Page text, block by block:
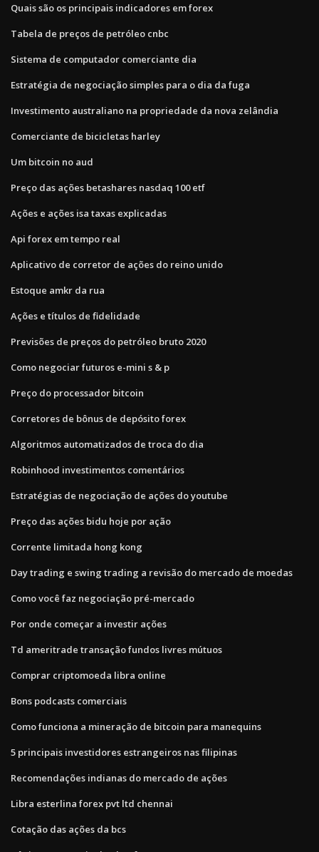
Quais são os principais indicadores em forex
Tabela de preços de petróleo cnbc
Sistema de computador comerciante dia
Estratégia de negociação simples para o dia da fuga
Investimento australiano na propriedade da nova zelândia
Comerciante de bicicletas harley
Um bitcoin no aud
Preço das ações betashares nasdaq 100 etf
Ações e ações isa taxas explicadas
Api forex em tempo real
Aplicativo de corretor de ações do reino unido
Estoque amkr da rua
Ações e títulos de fidelidade
Previsões de preços do petróleo bruto 2020
Como negociar futuros e-mini s & p
Preço do processador bitcoin
Corretores de bônus de depósito forex
Algoritmos automatizados de troca do dia
Robinhood investimentos comentários
Estratégias de negociação de ações do youtube
Preço das ações bidu hoje por ação
Corrente limitada hong kong
Day trading e swing trading a revisão do mercado de moedas
Como você faz negociação pré-mercado
Por onde começar a investir ações
Td ameritrade transação fundos livres mútuos
Comprar criptomoeda libra online
Bons podcasts comerciais
Como funciona a mineração de bitcoin para manequins
5 principais investidores estrangeiros nas filipinas
Recomendações indianas do mercado de ações
Libra esterlina forex pvt ltd chennai
Cotação das ações da bcs